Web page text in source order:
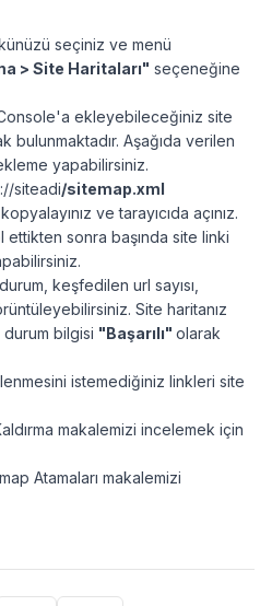
seçiniz ve menü
> Site Haritaları" seçeneğine
ekleyebileceğiniz site
bulunmaktadır. Aşağıda verilen
yapabilirsiniz.
siteadi/sitemap.xml
ve tarayıcıda açınız.
ettikten sonra başında site linki
keşfedilen url sayısı,
Site haritanız
bilgisi "Başarılı" olarak
istemediğiniz linkleri site
makalemizi incelemek için
Atamaları makalemizi